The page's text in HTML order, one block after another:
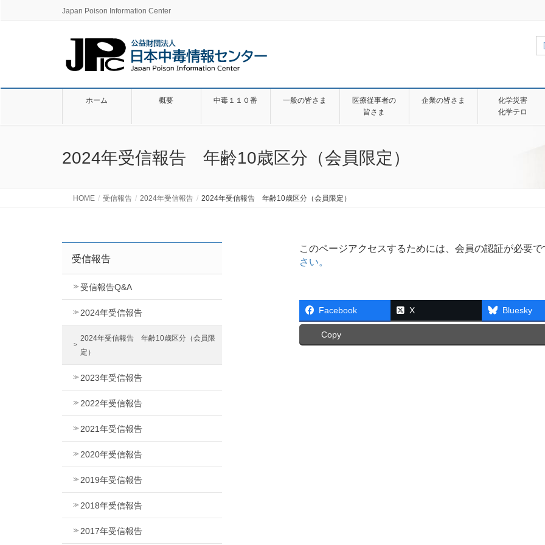
Japan Poison Information Center
ホーム 概要 中毒１１０番 一般の皆さま
医療従事者の
皆さま
企業の皆さま
化学災害
化学テロ
2024年受信報告 年齢10歳区分（会員限定）
HOME 受信報告 2024年受信報告 2024年受信報告 年齢10歳区分（会員限定）
このページアクセスするためには、会員の認証が必要で
さい。
Facebook X Bluesky
Copy
受信報告
受信報告Q&A
2024年受信報告
2024年受信報告 年齢10歳区分（会員限
定）
2023年受信報告
2022年受信報告
2021年受信報告
2020年受信報告
2019年受信報告
2018年受信報告
2017年受信報告